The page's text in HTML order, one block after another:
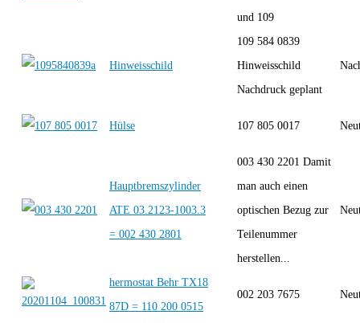
und 109
Hinweisschild
109 584 0839
Hinweisschild
Nachdruck geplant
Hülse 107 805 0017
Hauptbremszylinder
ATE 03.2123-1003.3
= 002 430 2801
003 430 2201 Damit
man auch einen
optischen Bezug zur
Teilenummer
herstellen...
hermostat Behr TX18
87D = 110 200 0515
002 203 7675